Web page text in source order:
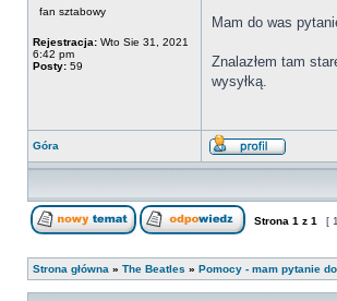
fan sztabowy
Rejestracja: Wto Sie 31, 2021
6:42 pm
Posty: 59
Mam do was
Znalazłem tam
wysyłką.
Góra
Strona 1 z 1 [
Strona główna » The Beatles » Pomocy - mam pytanie